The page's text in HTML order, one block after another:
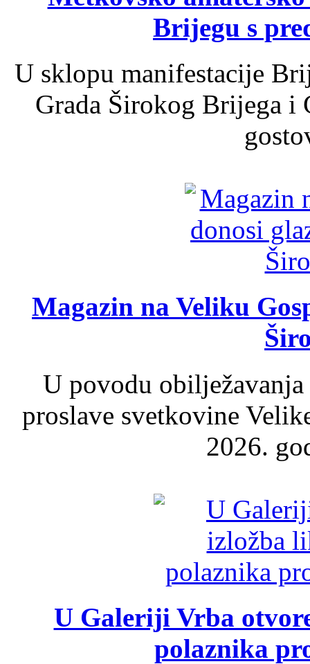
Brijegu s
U sklopu manifestacije
Grada Širokog Brijega
Magazin na Veliku
U povodu
proslave svetkovine
2026.
U Galeriji Vrba
polaznika